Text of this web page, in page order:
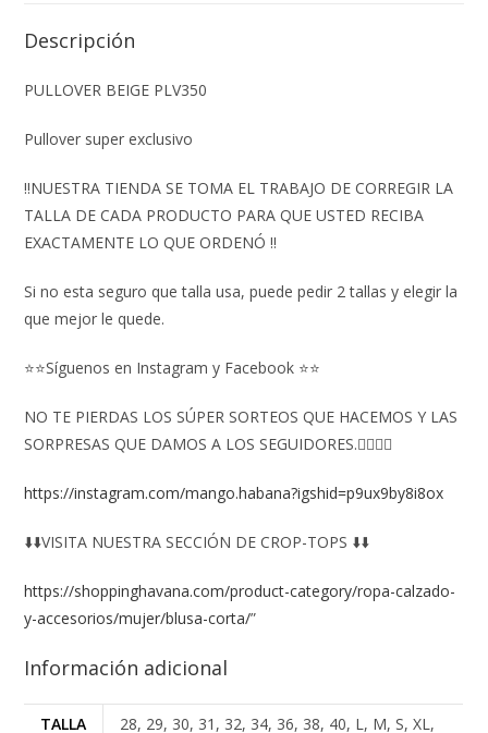
Descripción
PULLOVER BEIGE PLV350
Pullover super exclusivo
‼️NUESTRA TIENDA SE TOMA EL TRABAJO DE CORREGIR LA
TALLA DE CADA PRODUCTO PARA QUE USTED RECIBA
EXACTAMENTE LO QUE ORDENÓ ‼️
Si no esta seguro que talla usa, puede pedir 2 tallas y elegir la
que mejor le quede.
⭐⭐Síguenos en Instagram y Facebook ⭐⭐
NO TE PIERDAS LOS SÚPER SORTEOS QUE HACEMOS Y LAS
SORPRESAS QUE DAMOS A LOS SEGUIDORES.👇🏻👇🏻
https://instagram.com/mango.habana?igshid=p9ux9by8i8ox
⬇️⬇️VISITA NUESTRA SECCIÓN DE CROP-TOPS ⬇️⬇️
https://shoppinghavana.com/product-category/ropa-calzado-
y-accesorios/mujer/blusa-corta/”
Información adicional
TALLA 28, 29, 30, 31, 32, 34, 36, 38, 40, L, M, S, XL,